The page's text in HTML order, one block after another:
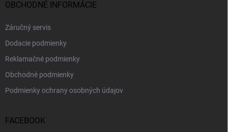
OBCHODNÉ INFORMÁCIE
Záručný servis
Dodacie podmienky
Reklamačné podmienky
Obchodné podmienky
Podmienky ochrany osobných údajov
FACEBOOK